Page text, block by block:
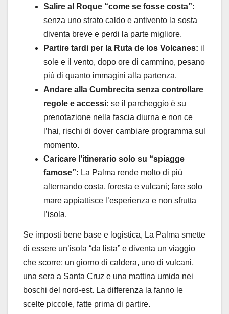
Salire al Roque “come se fosse costa”:
senza uno strato caldo e antivento la sosta
diventa breve e perdi la parte migliore.
Partire tardi per la Ruta de los Volcanes: il
sole e il vento, dopo ore di cammino, pesano
più di quanto immagini alla partenza.
Andare alla Cumbrecita senza controllare
regole e accessi: se il parcheggio è su
prenotazione nella fascia diurna e non ce
l’hai, rischi di dover cambiare programma sul
momento.
Caricare l’itinerario solo su “spiagge
famose”: La Palma rende molto di più
alternando costa, foresta e vulcani; fare solo
mare appiattisce l’esperienza e non sfrutta
l’isola.
Se imposti bene base e logistica, La Palma smette
di essere un’isola “da lista” e diventa un viaggio
che scorre: un giorno di caldera, uno di vulcani,
una sera a Santa Cruz e una mattina umida nei
boschi del nord-est. La differenza la fanno le
scelte piccole, fatte prima di partire.